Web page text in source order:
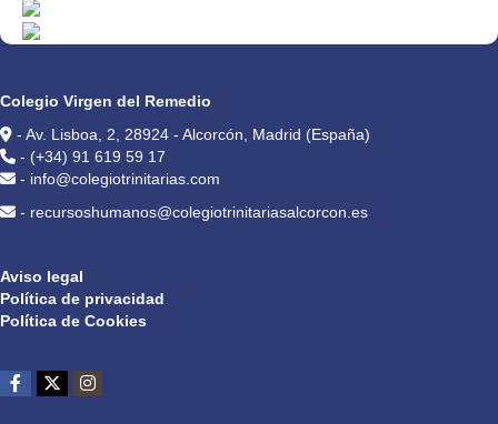
Colegio Virgen del Remedio
- Av. Lisboa, 2, 28924 - Alcorcón, Madrid (España)
- (+34) 91 619 59 17
- info@colegiotrinitarias.com
- recursoshumanos@colegiotrinitariasalcorcon.es
Aviso legal
Política de privacidad
Política de Cookies